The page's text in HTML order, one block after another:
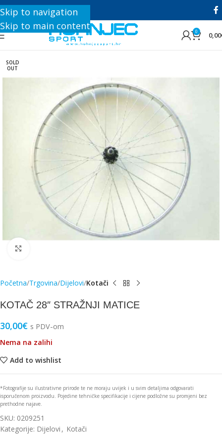
Skip to navigation
Skip to main content
+385 1 8896 200
0 0,00
SOLD
OUT
Početna Trgovina Dijelovi Kotači
KOTAČ 28″ STRAŽNJI MATICE
30,00€ s PDV-om
Nema na zalihi
Add to wishlist
*Fotografije su ilustrativne prirode te ne moraju uvijek i u svim detaljima odgovarati
isporučenom proizvodu. Pojedine tehničke specifikacije i cijene podložne su promjeni bez
prethodne najave.
SKU: 0209251
Kategorije: Dijelovi , Kotači